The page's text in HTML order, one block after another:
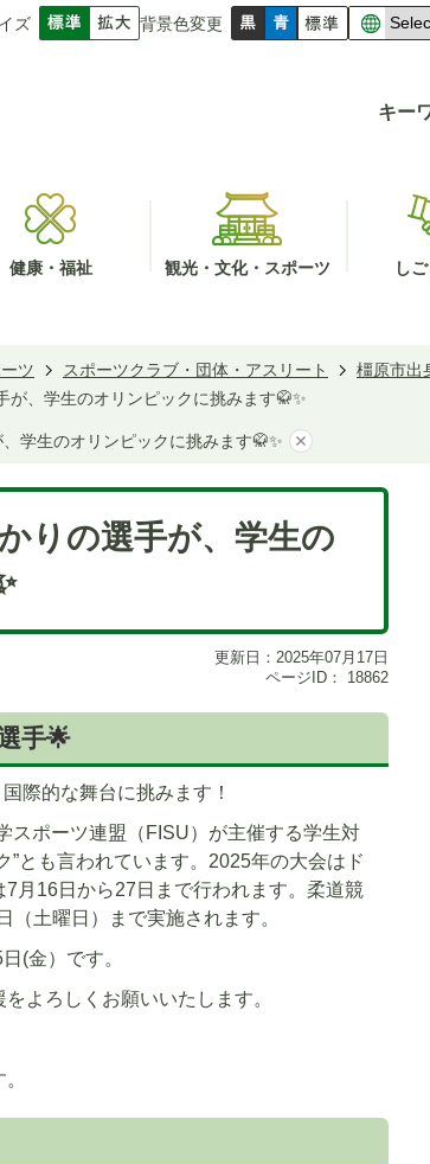
ズ 背景色変更
キー
健康・福祉 観光・文化・スポーツ し
ツ スポーツクラブ・団体・アスリート
橿原市出
が、学生のオリンピックに挑みます🥋✨
学生のオリンピックに挑みます🥋✨
りの選手が、学生の
更新日：2025年07月17日
ページID：
18862
手🌟
際的な舞台に挑みます！
スポーツ連盟（FISU）が主催する学生対
とも言われています。2025年の大会はド
月16日から27日まで行われます。柔道競
土曜日）まで実施されます。
(金）です。
よろしくお願いいたします。